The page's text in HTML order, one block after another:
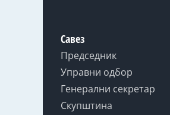
Савез
Председник
Управни одбор
Генерални секретар
Скупштина